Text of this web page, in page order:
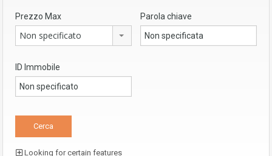
Prezzo Max
Non specificato
Parola chiave
ID Immobile
Looking for certain features